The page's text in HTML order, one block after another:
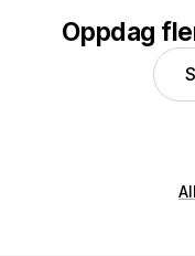
Oppdag